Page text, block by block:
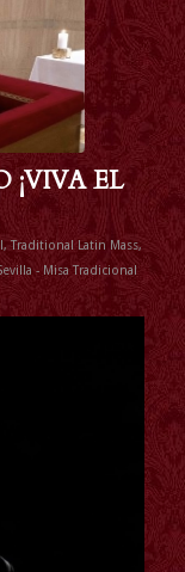
¡VIVA EL
,Traditional Latin Mass,
- Misa Tradicional